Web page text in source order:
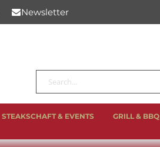
Newsletter
Suche
STEAKSCHAFT & EVENTS GRILL & BBQ